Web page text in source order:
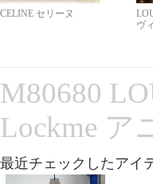
CELINE セリーヌ
ヴ
M80680
Lockme ア
最近チェックしたアイ